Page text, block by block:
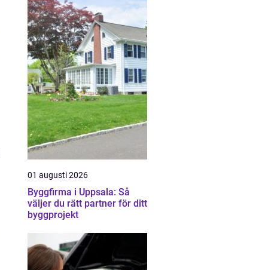
01 augusti 2026
Byggfirma i Uppsala: Så
väljer du rätt partner för ditt
byggprojekt